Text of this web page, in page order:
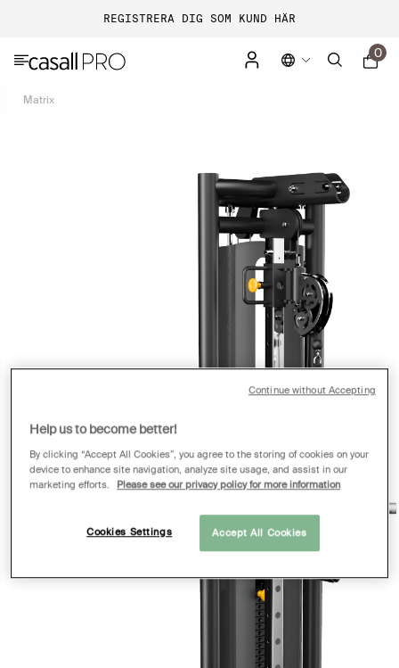
REGISTRERA DIG SOM KUND HÄR
0
Matrix
Help us to become better!
By clicking “Accept All Cookies”, you agree to the storing of cookies on your
device to enhance site navigation, analyze site usage, and assist in our
marketing efforts.
Please see our privacy policy for more information
Cookies Settings Accept All Cookies
Continue without Accepting